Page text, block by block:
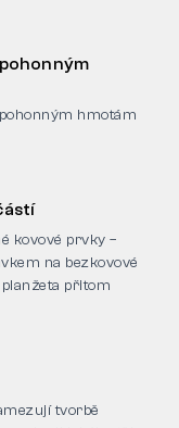
hmotám
kovové prvky –
na bezkovové
přitom
tvorbě